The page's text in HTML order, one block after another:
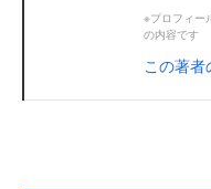
※プロフィー
の内容です
この著